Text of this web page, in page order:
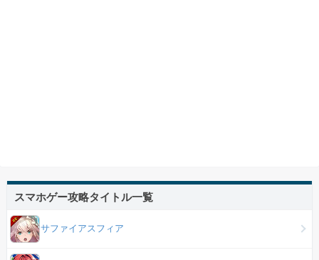
スマホゲー攻略タイトル一覧
サファイアスフィア